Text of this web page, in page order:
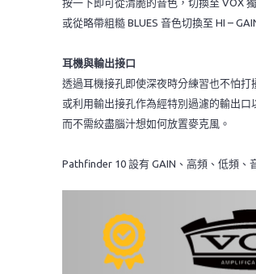
按一下即可從清脆的音色，切換至 VOX
或從略帶粗糙 BLUES 音色切換至 HI –
耳機與輸出接口
透過耳機接孔即使深夜時分練習也不怕打
或利用輸出接孔作為經特別過濾的輸出口
而不需絞盡腦汁想如何放置麥克風。
Pathfinder 10 設有 GAIN、高頻、低頻、